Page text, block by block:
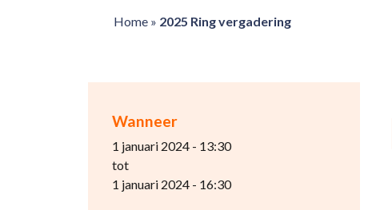
Home» 2025 Ring vergadering
Wanneer
1 januari 2024 - 13:30
tot
1 januari 2024 - 16:30